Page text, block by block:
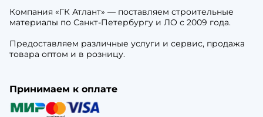
Компания «ГК Атлант» — поставляем строительные
материалы по Санкт-Петербургу и ЛО с 2009 года.
Предоставляем различные услуги и сервис, продажа
товара оптом и в розницу.
Принимаем к оплате